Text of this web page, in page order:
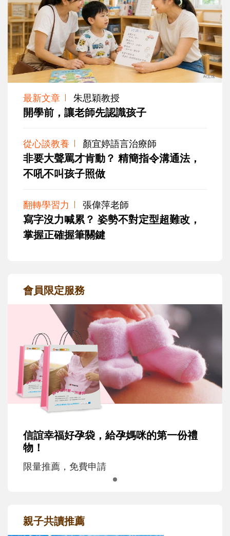
最新文章 朱思穎教授
開學前，讓老師先認識孩子
從心談教養 顏宜婷語言治療師
非要大聲罵才肯動？ 精簡指令溝通法，
不吼不叫孩子照做
翻轉學習力 張偉萍老師
寫字沒力喊累？ 姿勢不對定型超難改，
掌握正確握筆關鍵
會員限定服務
信誼幸福好孕袋，給孕媽咪的第一份禮
物！
限量推薦，免費申請
親子共讀推薦